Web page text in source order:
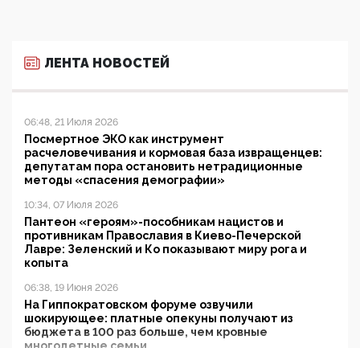
ЛЕНТА НОВОСТЕЙ
06:48, 21 Июля 2026
Посмертное ЭКО как инструмент
расчеловечивания и кормовая база извращенцев:
депутатам пора остановить нетрадиционные
методы «спасения демографии»
10:34, 07 Июля 2026
Пантеон «героям»-пособникам нацистов и
противникам Православия в Киево-Печерской
Лавре: Зеленский и Ко показывают миру рога и
копыта
06:38, 19 Июня 2026
На Гиппократовском форуме озвучили
шокирующее: платные опекуны получают из
бюджета в 100 раз больше, чем кровные